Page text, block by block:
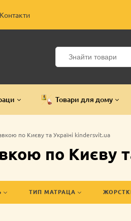
Контакти
Товари для дому
по Києву та Україні kindersvit.ua
по Києву
ТИП МАТРАЦА